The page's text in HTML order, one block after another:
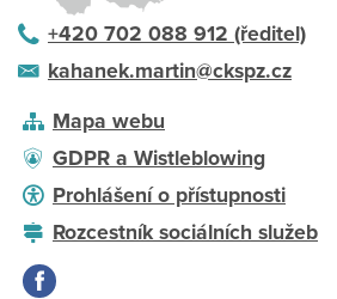
+420 702 088 912 (ředitel)
kahanek.martin@ckspz.cz
Mapa webu
GDPR a Wistleblowing
Prohlášení o přístupnosti
Rozcestník sociálních služeb